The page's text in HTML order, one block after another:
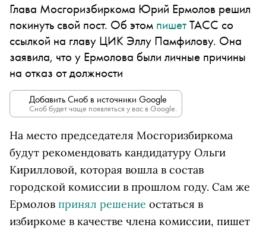
Глава Мосгоризбиркома Юрий Ермолов решил
покинуть свой пост. Об этом пишетТАСС со
ссылкой на главу ЦИК Эллу Памфилову. Она
заявила, что у Ермолова были личные причины
на отказ от должности
Добавить Сноб в источники Google
Сноб будет чаще появляться у вас в Google.
На место председателя Мосгоризбиркома
будут рекомендовать кандидатуру Ольги
Кирилловой, которая вошла в состав
городской комиссии в прошлом году. Сам же
Ермолов принял решение остаться в
избиркоме в качестве члена комиссии, пишет